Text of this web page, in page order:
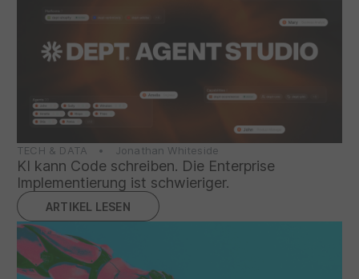
TECH & DATA • Jonathan Whiteside
KI kann Code schreiben. Die Enterprise
Implementierung ist schwieriger.
ARTIKEL LESEN